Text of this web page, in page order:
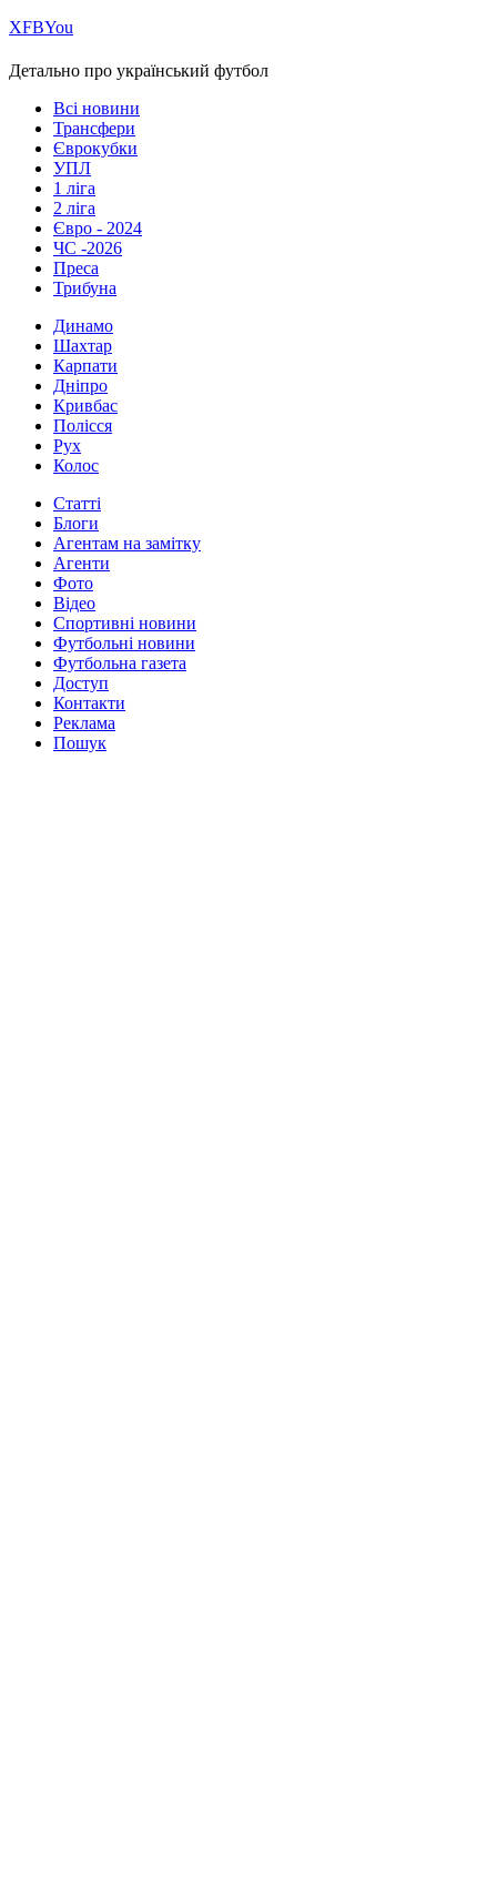
ХFBYou
Детально про український футбол
Всі новини
Трансфери
Єврокубки
УПЛ
1 ліга
2 ліга
Євро - 2024
ЧС -2026
Преса
Трибуна
Динамо
Шахтар
Карпати
Дніпро
Кривбас
Полісся
Рух
Колос
Статті
Блоги
Агентам на замітку
Агенти
Фото
Відео
Спортивні новини
Футбольні новини
Футбольна газета
Доступ
Контакти
Реклама
Пошук